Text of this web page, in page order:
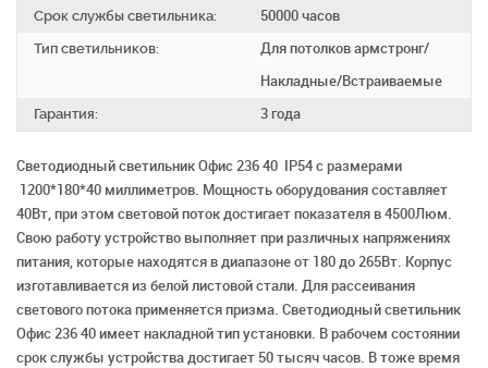
Срок службы светильника:
50000 часов
Тип светильников:
Для потолков армстронг/
Накладные/Встраиваемые
Гарантия:
3 года
Светодиодный светильник Офис 236 40 IP54 с размерами
1200*180*40 миллиметров. Мощность оборудования составляет
40Вт, при этом световой поток достигает показателя в 4500Люм.
Свою работу устройство выполняет при различных напряжениях
питания, которые находятся в диапазоне от 180 до 265Вт. Корпус
изготавливается из белой листовой стали. Для рассеивания
светового потока применяется призма. Светодиодный светильник
Офис 236 40 имеет накладной тип установки. В рабочем состоянии
срок службы устройства достигает 50 тысяч часов. В тоже время